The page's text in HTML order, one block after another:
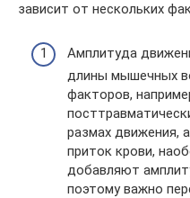
зависит от нескольких
Амплитуда
длины мышечных
факторов,
размах движения,
приток крови,
добавляют
поэтому важно